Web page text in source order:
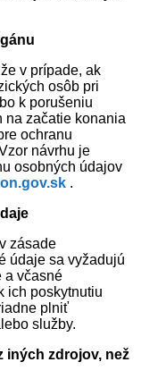
v prípade, ak
osôb pri
k porušeniu
začatie konania
ochranu
návrhu je
osobných údajov
.
zásade
údaje sa vyžadujú
a včasné
ich poskytnutiu
plniť
služby.
iných zdrojov, než